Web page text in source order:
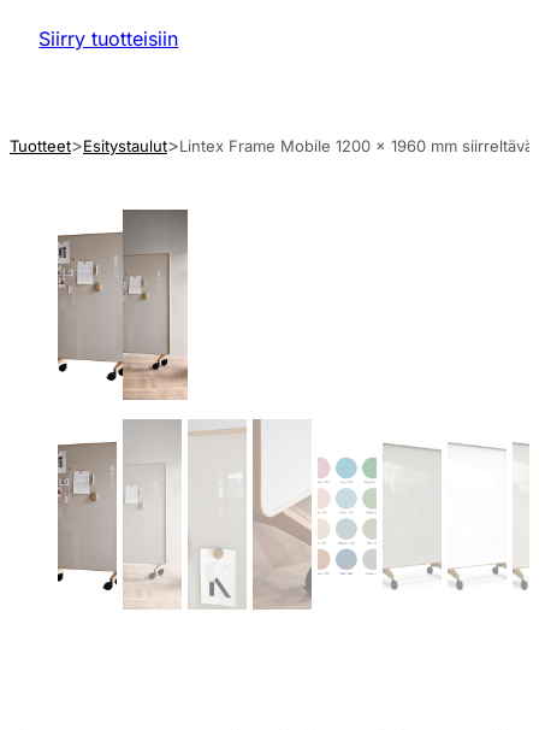
Siirry tuotteisiin
Tuotteet Esitystaulut Lintex Frame Mobile 1200 x 1960 mm